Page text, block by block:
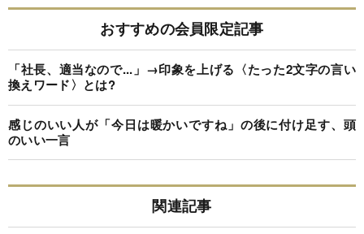
おすすめの会員限定記事
「社長、適当なので...」→印象を上げる〈たった2文字の言い
換えワード〉とは?
感じのいい人が「今日は暖かいですね」の後に付け足す、頭
のいい一言
関連記事